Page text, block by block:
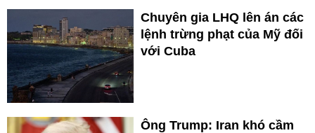
Chuyên gia LHQ lên án các
lệnh trừng phạt của Mỹ đối
với Cuba
Ông Trump: Iran khó cầm